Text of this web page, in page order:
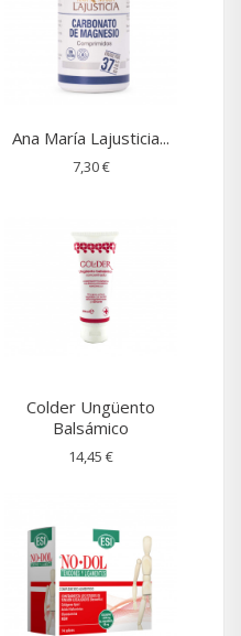
Ana María Lajusticia...
7,30 €
Colder Ungüento
Balsámico
14,45 €